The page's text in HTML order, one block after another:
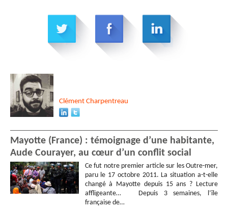
Clément Charpentreau
Mayotte (France) : témoignage d’une habitante,
Aude Courayer, au cœur d’un conflit social
Ce fut notre premier article sur les Outre-mer,
paru le 17 octobre 2011. La situation a-t-elle
changé à Mayotte depuis 15 ans ? Lecture
affligeante… Depuis 3 semaines, l’île
française de…